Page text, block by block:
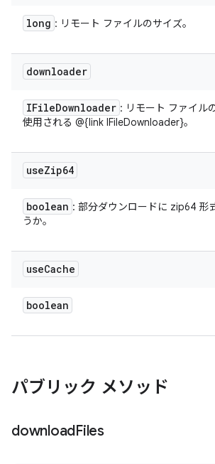
long : リモート ファイルのサイズ。
downloader
IFileDownloader : リモート ファイル
使用される @{link IFileDownloader}。
useZip64
boolean : 部分ダウンロードに zip64 形
うか。
useCache
boolean
パブリック メソッド
downloadFiles